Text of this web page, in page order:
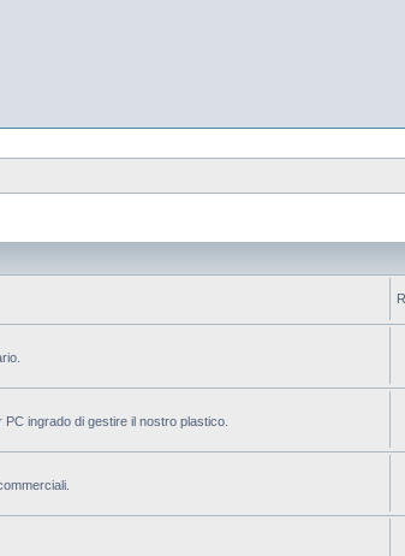
ingrado di gestire il nostro plastico.